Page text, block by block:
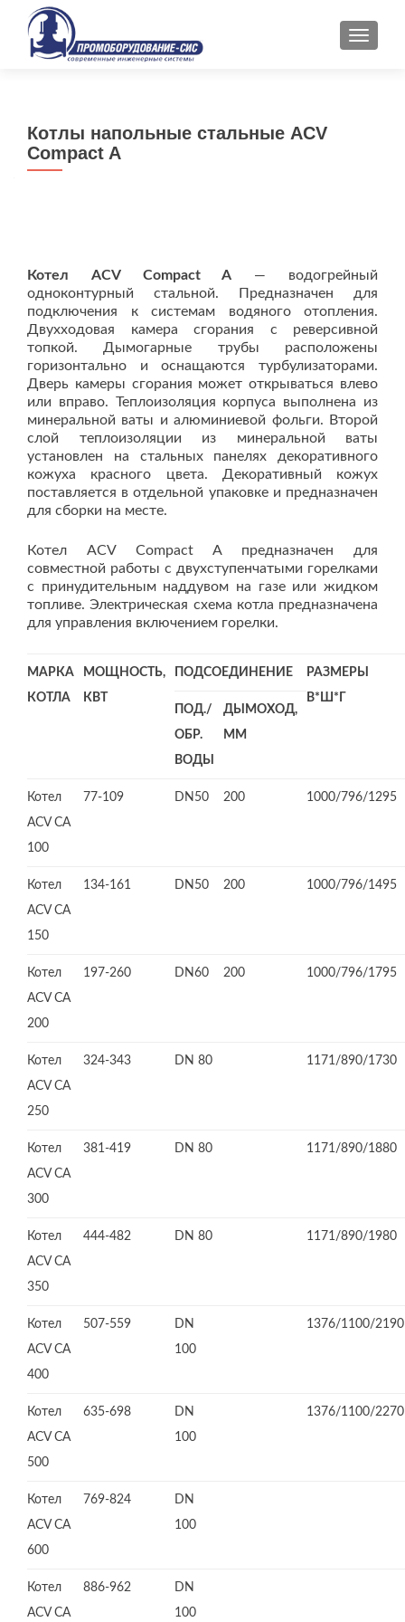
Котлы напольные стальные ACV
Compact A
Котел ACV Compact A — водогрейный
одноконтурный стальной. Предназначен для
подключения к системам водяного отопления.
Двухходовая камера сгорания с реверсивной
топкой. Дымогарные трубы расположены
горизонтально и оснащаются турбулизаторами.
Дверь камеры сгорания может открываться влево
или вправо. Теплоизоляция корпуса выполнена из
минеральной ваты и алюминиевой фольги. Второй
слой теплоизоляции из минеральной ваты
установлен на стальных панелях декоративного
кожуха красного цвета. Декоративный кожух
поставляется в отдельной упаковке и предназначен
для сборки на месте.
Котел ACV Compact A предназначен для
совместной работы с двухступенчатыми горелками
с принудительным наддувом на газе или жидком
топливе. Электрическая схема котла предназначена
для управления включением горелки.
МАРКА
КОТЛА
МОЩНОСТЬ,
КВТ
ПОДСОЕДИНЕНИЕ
РАЗМЕРЫ
В*Ш*Г
ПОД./
ОБР.
ВОДЫ
ДЫМОХОД,
ММ
Котел
ACV СА
100
77-109 DN50 200 1000/796/1295
Котел
ACV СА
150
134-161 DN50 200 1000/796/1495
Котел
ACV СА
200
197-260 DN60 200 1000/796/1795
Котел
ACV CA
250
324-343 DN 80 1171/890/1730
Котел
ACV CA
300
381-419 DN 80 1171/890/1880
Котел
ACV CA
350
444-482 DN 80 1171/890/1980
Котел
ACV СА
400
507-559
DN
100
1376/1100/2190
Котел
ACV СА
500
635-698
DN
100
1376/1100/2270
Котел
ACV CA
600
769-824
DN
100
Котел
ACV CA
886-962
DN
100